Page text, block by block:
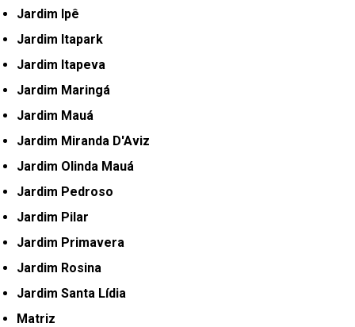
Jardim Ipê
Jardim Itapark
Jardim Itapeva
Jardim Maringá
Jardim Mauá
Jardim Miranda D'Aviz
Jardim Olinda Mauá
Jardim Pedroso
Jardim Pilar
Jardim Primavera
Jardim Rosina
Jardim Santa Lídia
Matriz